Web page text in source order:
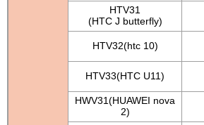
HTV31
(HTC J butterfly)
HTV32(htc 10)
HTV33(HTC U11)
HWV31(HUAWEI nova
2)